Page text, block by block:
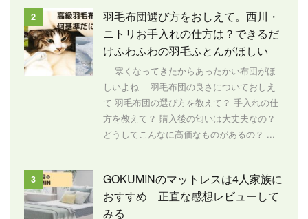
2
羽毛布団選び方をおしえて。西川・
ニトリお手入れの仕方は？できるだ
けふわふわの羽毛ふとんがほしい
寒くなってきたからあったかい布団がほ
しいよね 羽毛布団の良さについておしえ
て 羽毛布団の選び方を教えて？ 手入れの仕
方を教えて？ 購入後の匂いは大丈夫なの？
どうしてこんなに高価なものがあるの？ ...
3
GOKUMINのマットレスは4人家族に
おすすめ 正直な感想レビューして
みる